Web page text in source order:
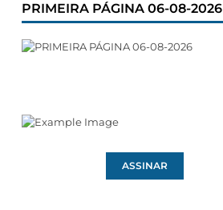
PRIMEIRA PÁGINA 06-08-2026
ASSINAR